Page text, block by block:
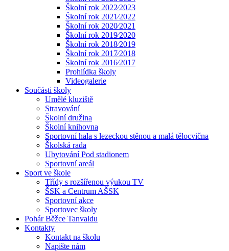
Školní rok 2022⁄2023
Školní rok 2021⁄2022
Školní rok 2020⁄2021
Školní rok 2019⁄2020
Školní rok 2018⁄2019
Školní rok 2017⁄2018
Školní rok 2016⁄2017
Prohlídka školy
Videogalerie
Součásti školy
Umělé kluziště
Stravování
Školní družina
Školní knihovna
Sportovní hala s lezeckou stěnou a malá tělocvična
Školská rada
Ubytování Pod stadionem
Sportovní areál
Sport ve škole
Třídy s rozšířenou výukou TV
ŠSK a Centrum AŠSK
Sportovní akce
Sportovec školy
Pohár Běžce Tanvaldu
Kontakty
Kontakt na školu
Napište nám